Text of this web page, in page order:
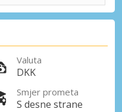
Valuta
DKK
Smjer prometa
S desne strane